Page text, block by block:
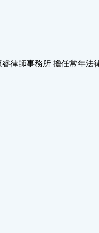
睿律師事務所 擔任常年法